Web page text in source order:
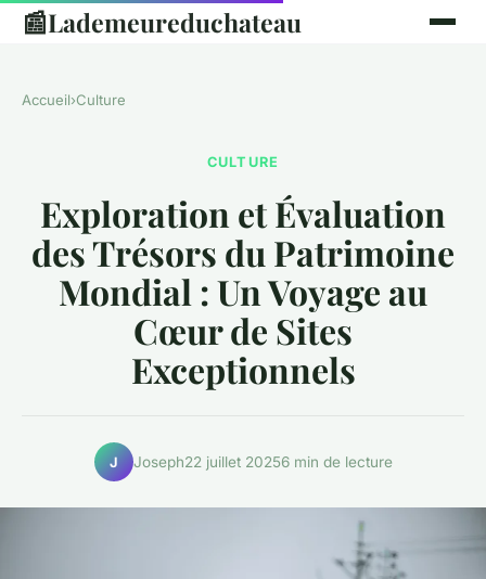
📰Lademeureduchateau
Accueil›Culture
CULTURE
Exploration et Évaluation
des Trésors du Patrimoine
Mondial : Un Voyage au
Cœur de Sites
Exceptionnels
J Joseph22 juillet 20256 min de lecture